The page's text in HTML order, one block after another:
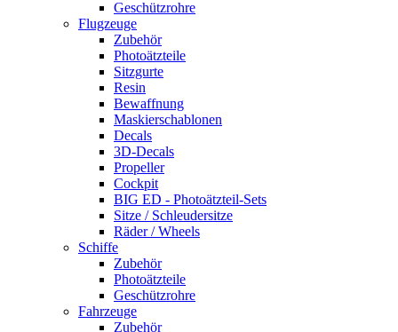
Geschützrohre
Flugzeuge
Zubehör
Photoätzteile
Sitzgurte
Resin
Bewaffnung
Maskierschablonen
Decals
3D-Decals
Propeller
Cockpit
BIG ED - Photoätzteil-Sets
Sitze / Schleudersitze
Räder / Wheels
Schiffe
Zubehör
Photoätzteile
Geschützrohre
Fahrzeuge
Zubehör